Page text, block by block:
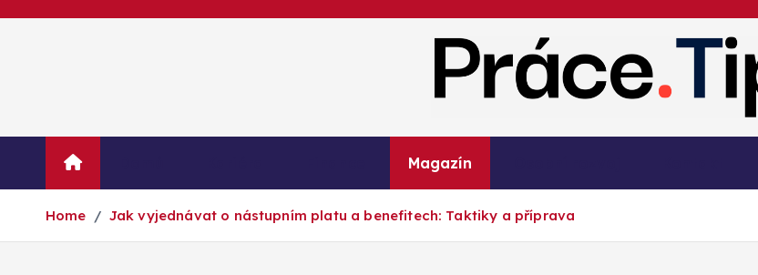
o
Kariéra, práce, finance a poradenství
Magazín
Home Jak vyjednávat o nástupním platu a benefitech: Taktiky a příprava